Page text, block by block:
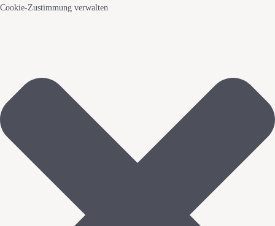
Cookie-Zustimmung verwalten